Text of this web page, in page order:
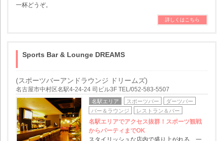
一杯どうぞ。
詳しくはこちら
Sports Bar & Lounge DREAMS
(スポーツバーアンドラウンジ ドリームズ)
名古屋市中村区名駅4-24-24 司ビル3F TEL/052-583-5507
名駅エリア スポーツバー
ダーツバー
バー＆ラウンジ
レストラン＆バー
名駅エリアでアクセス抜群！スポーツ観戦
からパーティまでOK
スタイリッシュな店内で盛り上がれる、一